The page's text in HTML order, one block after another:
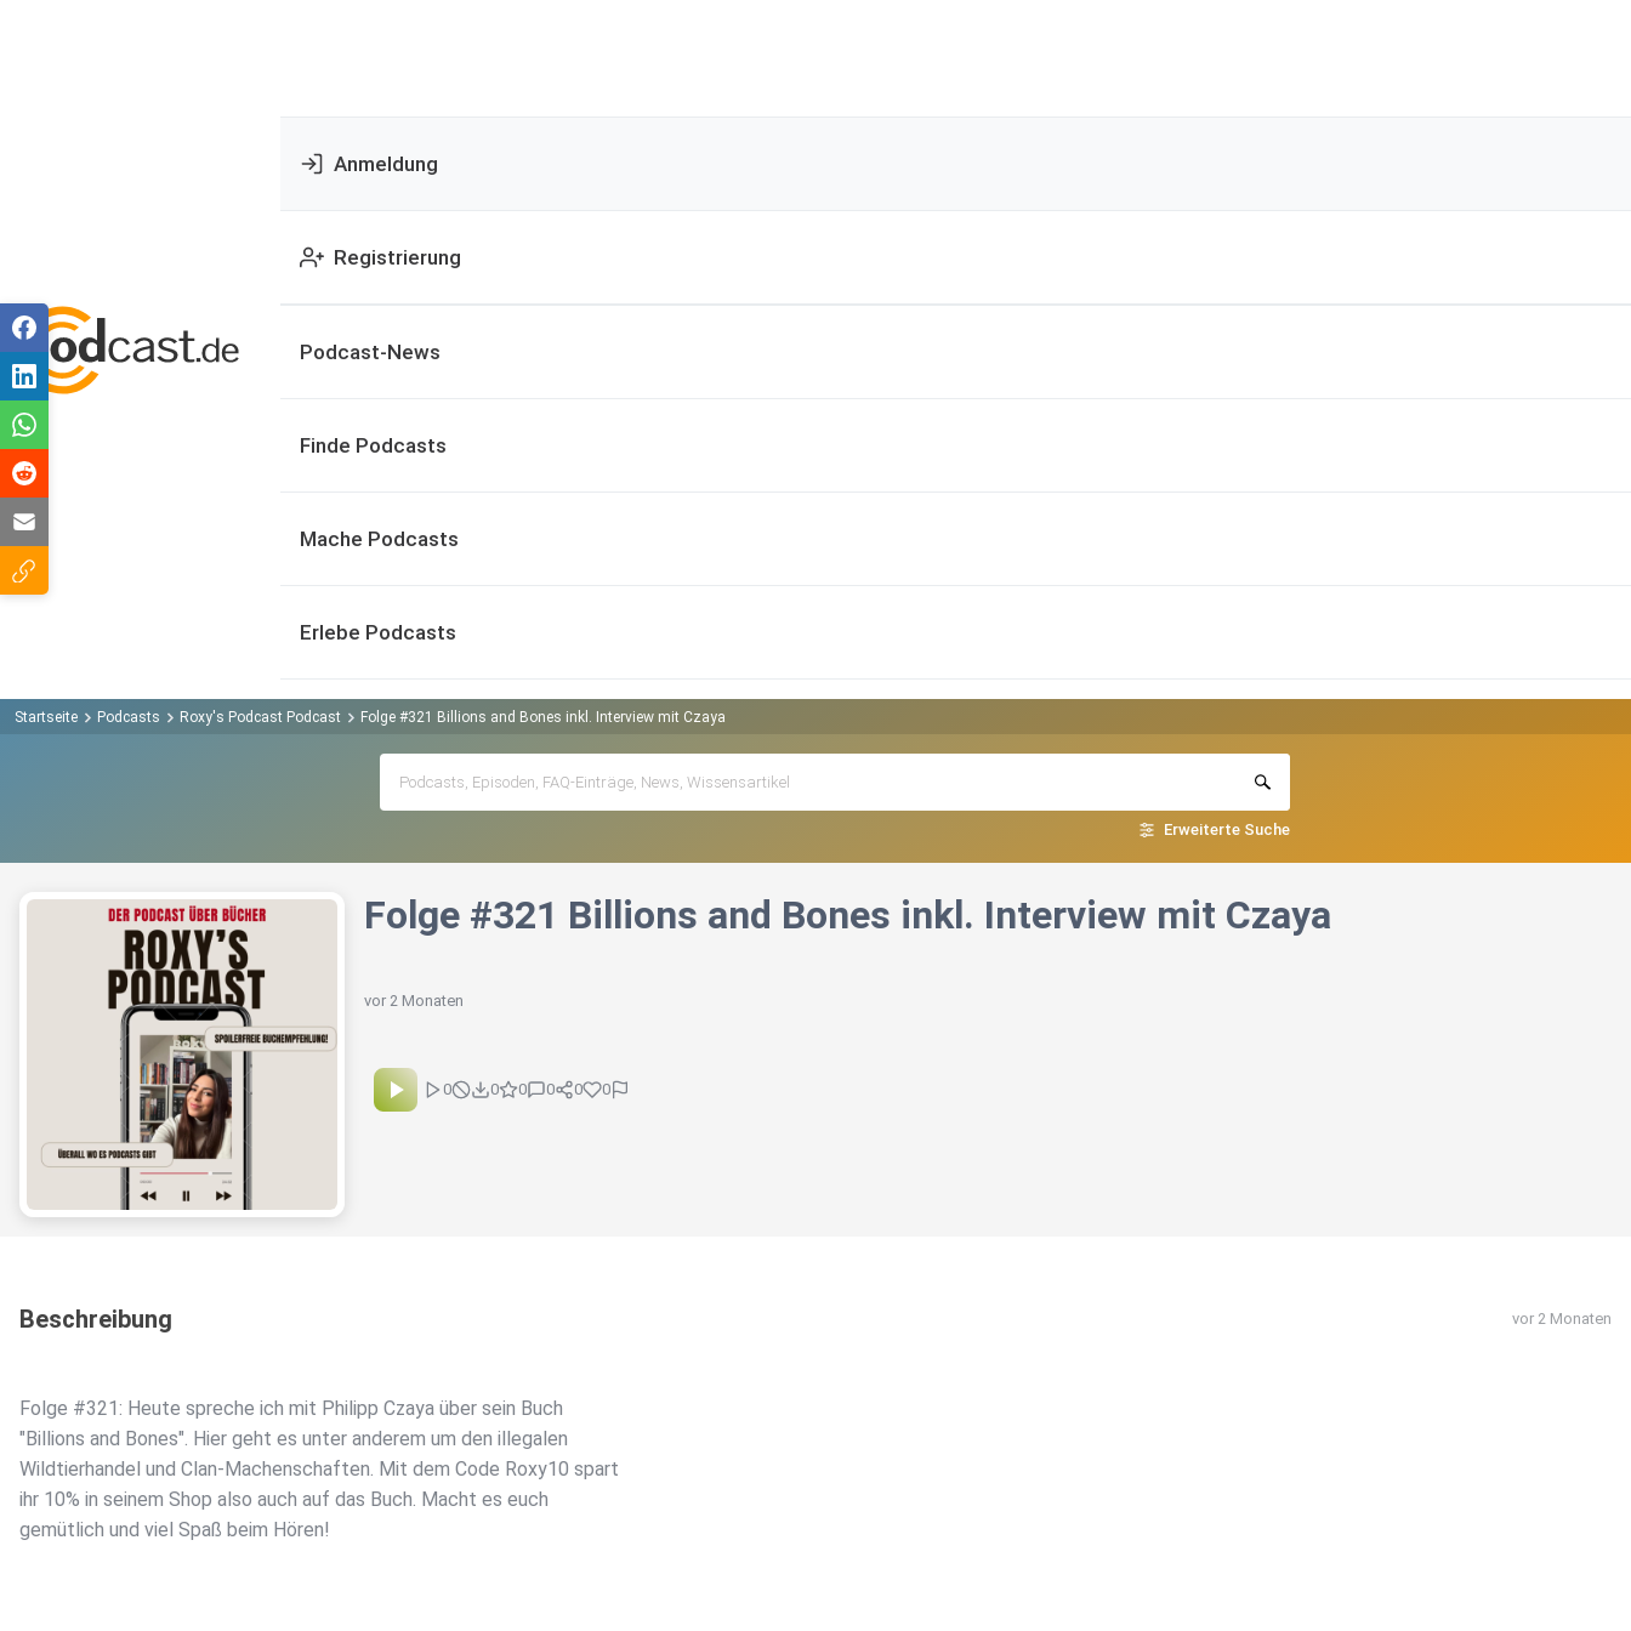
Anmeldung
Registrierung
Podcast-News
Finde Podcasts
Mache Podcasts
Erlebe Podcasts
Startseite Podcasts Roxy's Podcast Podcast Folge #321 Billions and Bones inkl. Interview mit Czaya
Erweiterte Suche
Folge #321 Billions and Bones inkl. Interview mit Czaya
vor 2 Monaten
0 0 0 0 0 0
Beschreibung vor 2 Monaten
Folge #321: Heute spreche ich mit Philipp Czaya über sein Buch
"Billions and Bones". Hier geht es unter anderem um den illegalen
Wildtierhandel und Clan-Machenschaften. Mit dem Code Roxy10 spart
ihr 10% in seinem Shop also auch auf das Buch. Macht es euch
gemütlich und viel Spaß beim Hören!